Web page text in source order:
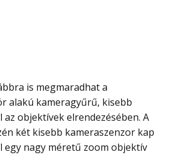
alakú kameragyűrű, kisebb
objektívek elrendezésében. A
két kisebb kameraszenzor kap
egy nagy méretű zoom objektív